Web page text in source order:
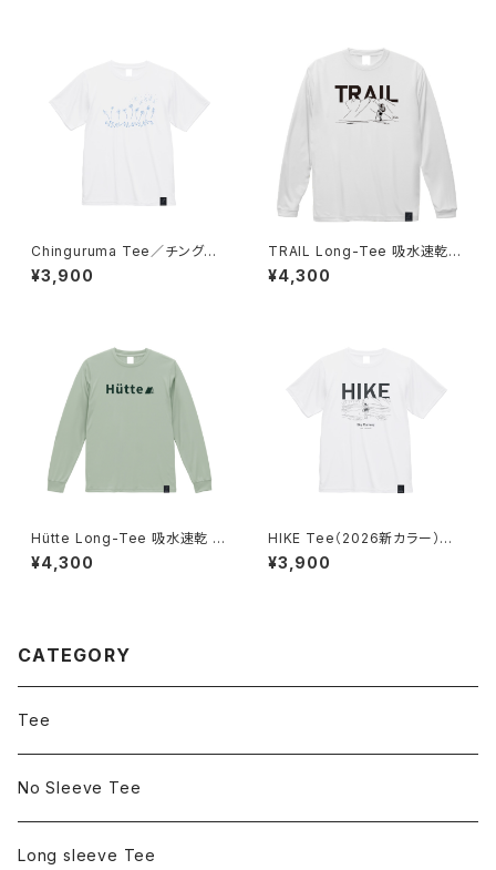
Chinguruma Tee／チングル
マ 吸水速乾 ドライ 登山 Tシャ
ツ
¥3,900
TRAIL Long-Tee 吸水速乾
ドライ 登山 Tシャツ
¥4,300
Hütte Long-Tee 吸水速乾 ド
ライ 登山 Tシャツ
¥4,300
HIKE Tee（2026新カラー）／
吸水速乾 ドライ 登山 Tシャツ
¥3,900
CATEGORY
Tee
No Sleeve Tee
Long sleeve Tee